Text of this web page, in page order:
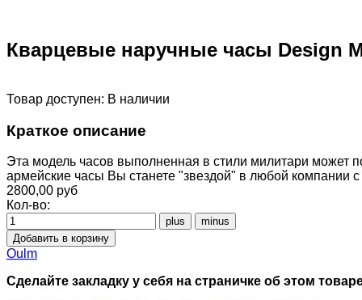
Кварцевые наручные часы Design
Товар доступен: В наличии
Краткое описание
Эта модель часов выполненная в стили милитари может
армейские часы Вы станете "звездой" в любой компании
2800,00 руб
Кол-во:
Oulm
Сделайте закладку у себя на страничке об этом